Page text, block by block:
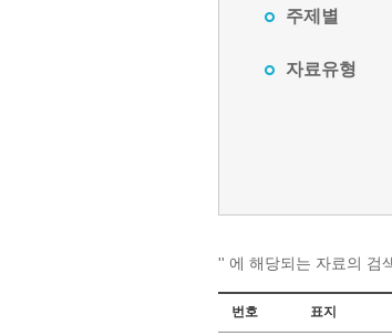
주제별
자료유형
'' 에 해당되는 자료의 검
번호 표지